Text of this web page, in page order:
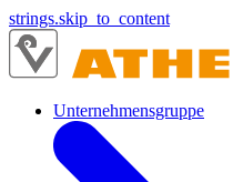
strings.skip_to_content
Unternehmensgruppe